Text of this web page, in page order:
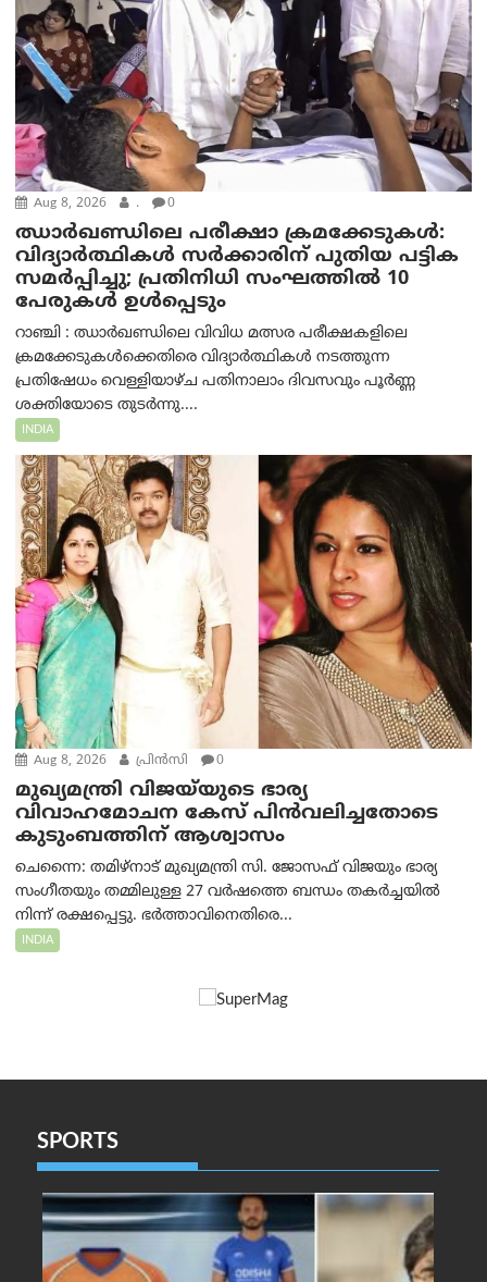
Aug 8, 2026 . 0
ഝാര്‍ഖണ്ഡിലെ പരീക്ഷാ ക്രമക്കേടുകള്‍:
വിദ്യാർത്ഥികൾ സർക്കാരിന് പുതിയ പട്ടിക
സമർപ്പിച്ചു; പ്രതിനിധി സംഘത്തിൽ 10
പേരുകൾ ഉൾപ്പെടും
റാഞ്ചി : ഝാർഖണ്ഡിലെ വിവിധ മത്സര പരീക്ഷകളിലെ
ക്രമക്കേടുകൾക്കെതിരെ വിദ്യാർത്ഥികൾ നടത്തുന്ന
പ്രതിഷേധം വെള്ളിയാഴ്ച പതിനാലാം ദിവസവും പൂർണ്ണ
ശക്തിയോടെ തുടർന്നു....
INDIA
Aug 8, 2026 പ്രിന്‍സി 0
മുഖ്യമന്ത്രി വിജയ്‌യുടെ ഭാര്യ
വിവാഹമോചന കേസ് പിൻവലിച്ചതോടെ
കുടുംബത്തിന് ആശ്വാസം
ചെന്നൈ: തമിഴ്‌നാട് മുഖ്യമന്ത്രി സി. ജോസഫ് വിജയും ഭാര്യ
സംഗീതയും തമ്മിലുള്ള 27 വർഷത്തെ ബന്ധം തകർച്ചയിൽ
നിന്ന് രക്ഷപ്പെട്ടു. ഭർത്താവിനെതിരെ...
INDIA
SPORTS